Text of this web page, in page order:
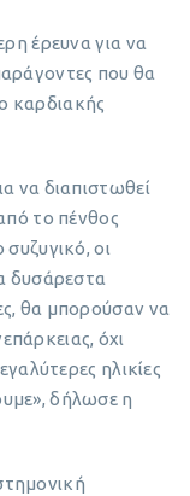
έρευνα για να
που θα
καρδιακής
να διαπιστωθεί
το πένθος
οι
δυσάρεστα
θα μπορούσαν να
όχι
ηλικίες
δήλωσε η